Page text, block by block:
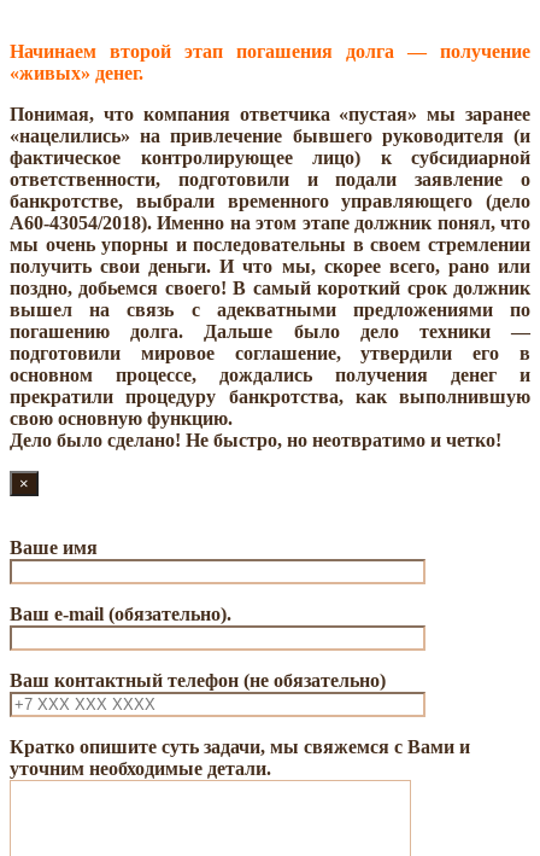
Начинаем второй этап погашения долга — получение
«живых» денег.
Понимая, что компания ответчика «пустая» мы заранее
«нацелились» на привлечение бывшего руководителя (и
фактическое контролирующее лицо) к субсидиарной
ответственности, подготовили и подали заявление о
банкротстве, выбрали временного управляющего (дело
А60-43054/2018). Именно на этом этапе должник понял, что
мы очень упорны и последовательны в своем стремлении
получить свои деньги. И что мы, скорее всего, рано или
поздно, добьемся своего! В самый короткий срок должник
вышел на связь с адекватными предложениями по
погашению долга. Дальше было дело техники —
подготовили мировое соглашение, утвердили его в
основном процессе, дождались получения денег и
прекратили процедуру банкротства, как выполнившую
свою основную функцию.
Дело было сделано! Не быстро, но неотвратимо и четко!
×
Ваше имя
Ваш e-mail (обязательно).
Ваш контактный телефон (не обязательно)
Кратко опишите суть задачи, мы свяжемся с Вами и
уточним необходимые детали.